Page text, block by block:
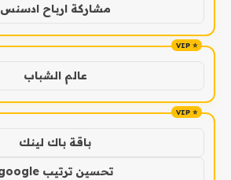
مشاركة ارباح ادسنس
عالم الشباب
باقة باك لينك
تحسين ترتيب google